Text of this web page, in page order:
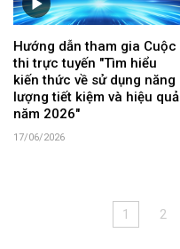
Hướng dẫn tham gia Cuộc
thi trực tuyến "Tìm hiểu
kiến thức về sử dụng năng
lượng tiết kiệm và hiệu quả
năm 2026"
17/06/2026
1 2